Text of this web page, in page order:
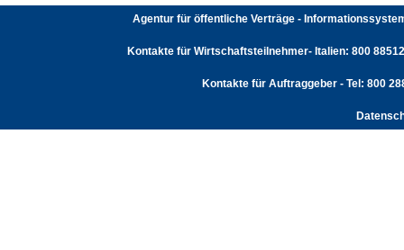
Agentur für öffentliche Verträge -
Kontakte für Wirtschaftsteilnehmer- Italien: 800
Kontakte für Auftraggeber - Tel: 800